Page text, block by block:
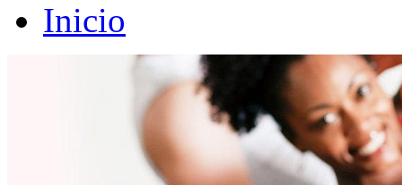
Inicio